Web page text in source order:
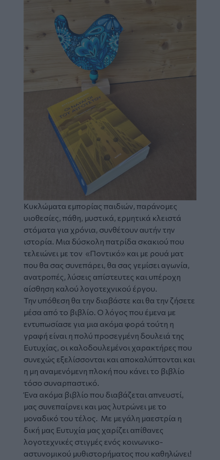
Κυκλώματα εμπορίας παιδιών, παράνομες
υιοθεσίες, πάθη, μυστικά, ερμητικά κλειστά
στόματα για χρόνια, συνθέτουν αυτήν την
ιστορία. Μια δύσκολη πατρίδα σκακιού που
τελειώνει με τον «Ποντικό» και με ρουά ματ
που θα σας συνεπάρει, θα σας γεμίσει αγωνία,
ανατροπές, λύσεις απίστευτες και υπέροχη
αίσθηση καλού λογοτεχνικού έργου.
Την υπόθεση θα την διαβάστε και θα την ζήσετε
μέσα από το βιβλίο. Ο λόγος που έμενα με
εντυπωσίασε για μια ακόμα φορά τούτη η
γραφή είναι η πολύ προσεγμένη δουλειά της
Ευτυχίας, οι καλοδουλεμένοι χαρακτήρες που
συνεχώς εξελίσσονται και αποκαλύπτονται και
η μη αναμενόμενη πλοκή που κάνει το βιβλίο
τόσο συναρπαστικό.
Ένα ακόμα βιβλίο που διαβάζεται απνευστί,
μας συνεπαίρνει και μας λυτρώνει με το
μοναδικό του τέλος. Με μεγάλη μαεστρία η
δική μας Ευτυχία μας χαρίζει απίθανες
λογοτεχνικές στιγμές ενός κοινωνικο-
αστυνομικού μυθιστορήματος που καθηλώνει!